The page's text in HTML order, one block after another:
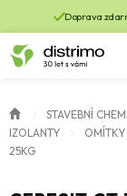
Doprava
STAVEBNÍ
IZOLANTY
OMÍTKY
25KG